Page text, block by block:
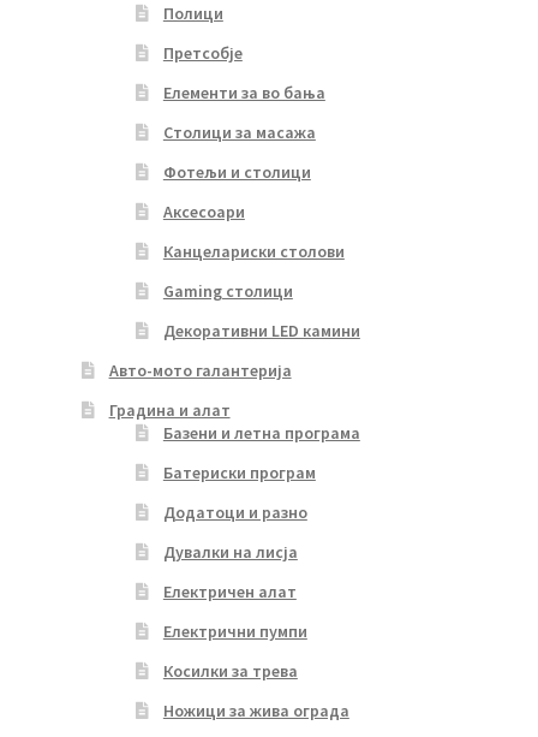
Полици
Претсобје
Елементи за во бања
Столици за масажа
Фотељи и столици
Аксесоари
Канцелариски столови
Gaming столици
Декоративни LED камини
Авто-мото галантерија
Градина и алат
Базени и летна програма
Батериски програм
Додатоци и разно
Дувалки на лисја
Електричен алат
Електрични пумпи
Косилки за трева
Ножици за жива ограда